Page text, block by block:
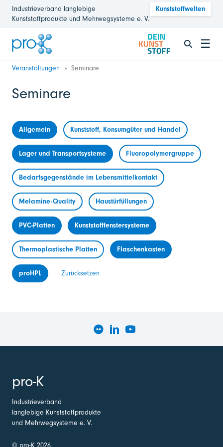
Industrieverband langlebige
Kunststoffprodukte und Mehrwegsysteme e. V.
Kunststoffwelten
☰
Veranstaltungen Seminare
Seminare
Allgemein Kunststoff, Konsumgüter und Handel
Lager und Transportsysteme Fluoropolymergruppe
Bedarfsgegenstände im Lebensmittelkontakt
Melamine-Quality Haustürfüllungen
PVC-Platten Kunststofffenstersysteme
Thermoplastische Platten Flaschenkasten
proHPL Zurücksetzen
pro-K
Industrieverband
langlebige Kunststoffprodukte
und Mehrwegsysteme e. V.
© pro-K 2026